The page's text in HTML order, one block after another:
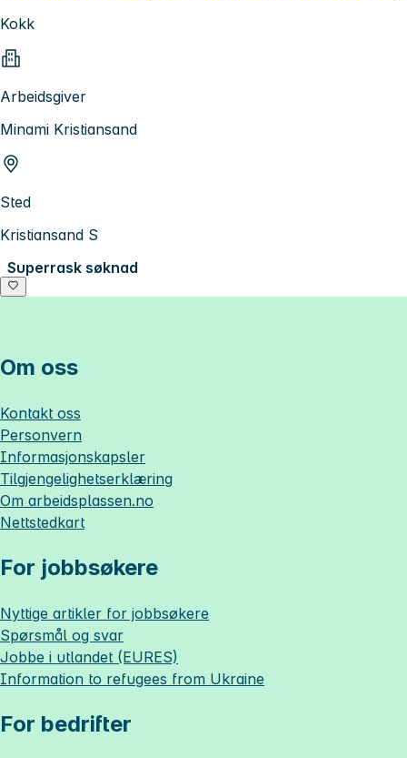
Kokk
Arbeidsgiver
Minami Kristiansand
Sted
Kristiansand S
Superrask søknad
Om oss
Kontakt oss
Personvern
Informasjonskapsler
Tilgjengelighetserklæring
Om arbeidsplassen.no
Nettstedkart
For jobbsøkere
Nyttige artikler for jobbsøkere
Spørsmål og svar
Jobbe i utlandet (EURES)
Information to refugees from Ukraine
For bedrifter